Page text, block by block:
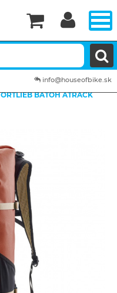
ORTLIEB BATOH ATRACK


info@houseofbike.sk